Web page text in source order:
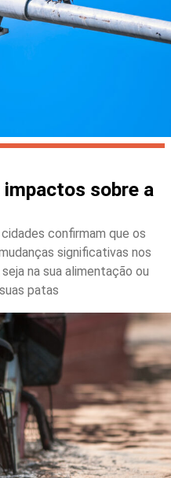
sobre a
confirmam que os
significativas nos
na sua alimentação ou
patas